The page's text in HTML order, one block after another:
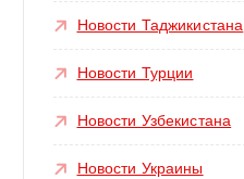
Новости Таджикистана
Новости Турции
Новости Узбекистана
Новости Украины